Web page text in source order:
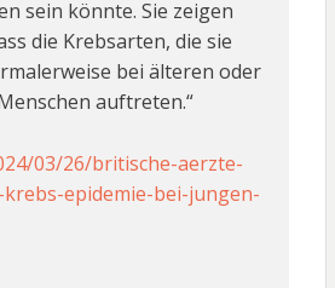
sein könnte. Sie zeigen
die Krebsarten, die sie
bei älteren oder
auftreten.“
03/26/britische-aerzte-
epidemie-bei-jungen-